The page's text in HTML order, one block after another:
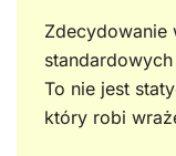
Zdecydowanie
To nie jest
który robi